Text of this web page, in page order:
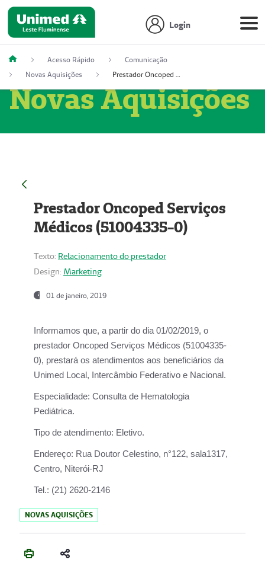
Login
Acesso Rápido
Comunicação
Novas Aquisições
Prestador Oncoped Serviços Médicos (51004335-0)
Novas Aquisições
Prestador Oncoped Serviços
Médicos (51004335-0)
Texto: Relacionamento do prestador
Design: Marketing
01 de janeiro, 2019
Informamos que, a partir do dia 01/02/2019, o
prestador Oncoped Serviços Médicos (51004335-
0), prestará os atendimentos aos beneficiários da
Unimed Local, Intercâmbio Federativo e Nacional.
Especialidade: Consulta de Hematologia
Pediátrica.
Tipo de atendimento: Eletivo.
Endereço: Rua Doutor Celestino, n°122, sala1317,
Centro, Niterói-RJ
Tel.: (21) 2620-2146
NOVAS AQUISIÇÕES